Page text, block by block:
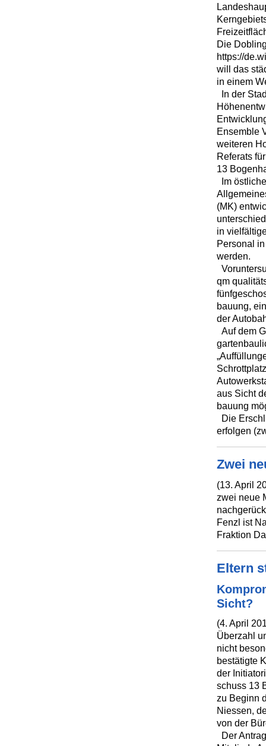
Die
https://
will das
in einem
In der
Ensemble
weiteren
Referats
13
Im
(MK)
in
Personal
werden.
qm
bauung,
der
Auf dem
aus Sicht
bauung
Die
erfolgen
Zwei
(13. April
zwei neue
Fenzl ist
Fraktion
Eltern
Sicht?
(4. April
Überzahl
nicht
bestätigte
der
schuss 13
zu Beginn
Niessen,
von der
Der